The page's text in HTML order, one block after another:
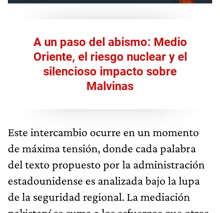
A un paso del abismo: Medio
Oriente, el riesgo nuclear y el
silencioso impacto sobre
Malvinas
Este intercambio ocurre en un momento
de máxima tensión, donde cada palabra
del texto propuesto por la administración
estadounidense es analizada bajo la lupa
de la seguridad regional. La mediación